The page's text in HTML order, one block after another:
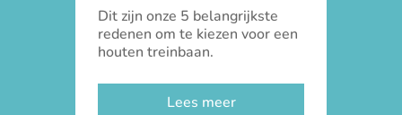
Dit zijn onze 5 belangrijkste
redenen om te kiezen voor een
houten treinbaan.
Lees meer